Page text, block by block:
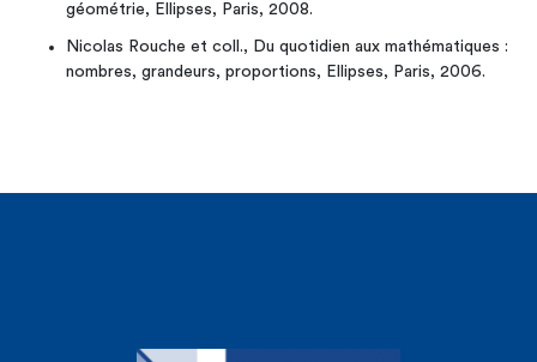
géométrie, Ellipses, Paris, 2008.
Nicolas Rouche et coll., Du quotidien aux mathématiques :
nombres, grandeurs, proportions, Ellipses, Paris, 2006.